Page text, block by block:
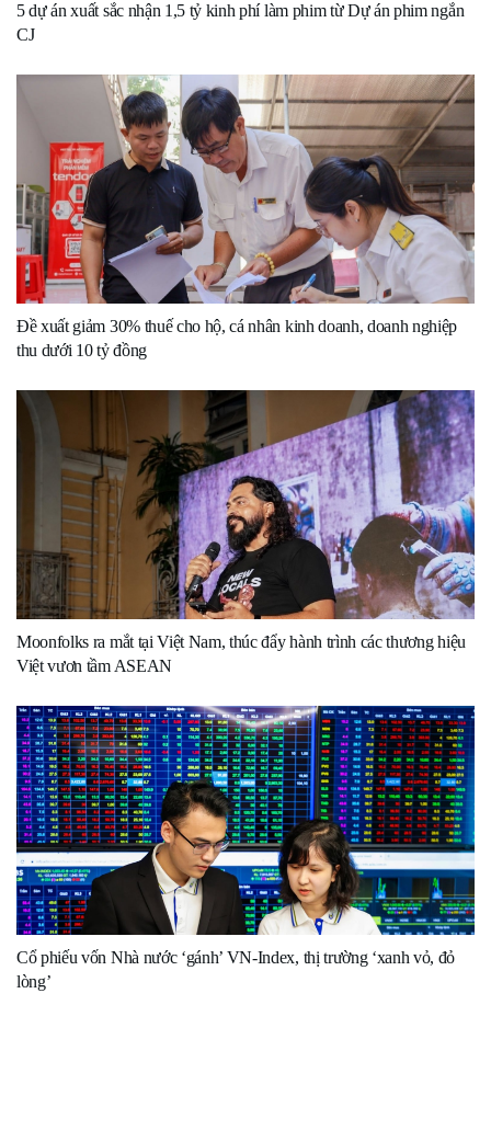
5 dự án xuất sắc nhận 1,5 tỷ kinh phí làm phim từ Dự án phim ngắn
CJ
Đề xuất giảm 30% thuế cho hộ, cá nhân kinh doanh, doanh nghiệp
thu dưới 10 tỷ đồng
Moonfolks ra mắt tại Việt Nam, thúc đẩy hành trình các thương hiệu
Việt vươn tầm ASEAN
Cổ phiếu vốn Nhà nước ‘gánh’ VN-Index, thị trường ‘xanh vỏ, đỏ
lòng’